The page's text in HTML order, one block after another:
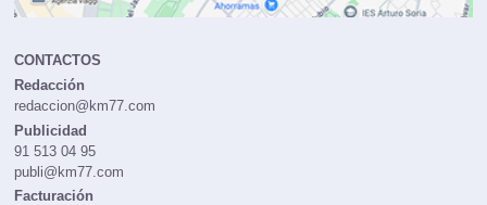
CONTACTOS
Redacción
redaccion@km77.com
Publicidad
91 513 04 95
publi@km77.com
Facturación